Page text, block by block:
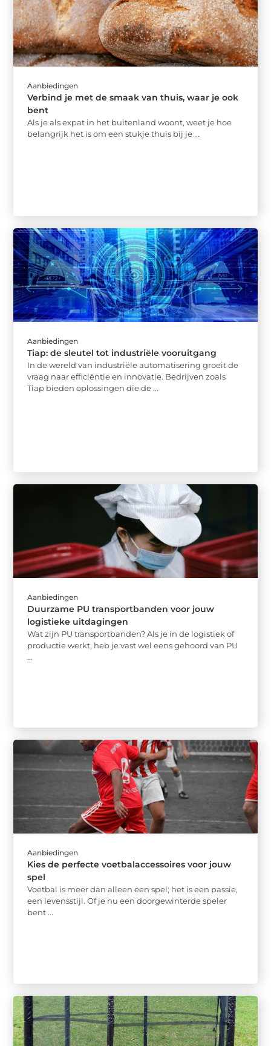
Aanbiedingen
Verbind je met de smaak van thuis, waar je ook
bent
Als je als expat in het buitenland woont, weet je hoe
belangrijk het is om een stukje thuis bij je ...
Aanbiedingen
Tiap: de sleutel tot industriële vooruitgang
In de wereld van industriële automatisering groeit de
vraag naar efficiëntie en innovatie. Bedrijven zoals
Tiap bieden oplossingen die de ...
Aanbiedingen
Duurzame PU transportbanden voor jouw
logistieke uitdagingen
Wat zijn PU transportbanden? Als je in de logistiek of
productie werkt, heb je vast wel eens gehoord van PU
...
Aanbiedingen
Kies de perfecte voetbalaccessoires voor jouw
spel
Voetbal is meer dan alleen een spel; het is een passie,
een levensstijl. Of je nu een doorgewinterde speler
bent ...